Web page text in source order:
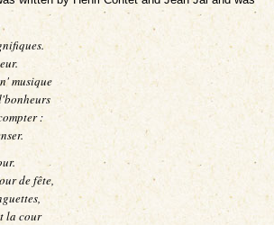
musique
:
de fête,
la cour